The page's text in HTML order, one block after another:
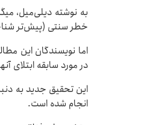
خطر سنتی (پیش‌تر
اما نویسندگان این
در مورد سابقه ابتلای
انجام شده است.